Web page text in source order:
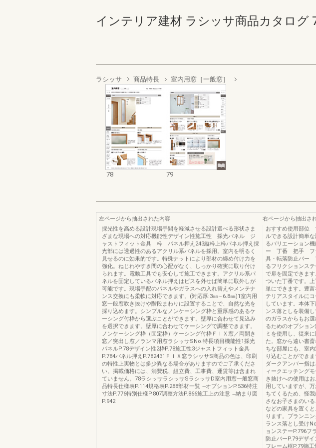
インテリア建材 ラシッサ商品カタログ
ラシッサ 商品特長 室内用窓［一般窓］
78 79
左ページから抽出された内容
採光性を高める設計現場手間を軽減させる設計選べる形状さま
ざまな現場への対応機能性デザイン性施工性 採光パネル ジ
ャストフィット金具 枠 パネル押え243縦枠上枠パネル押え採
光部には透過性のあるアクリル系パネルを採用。室内を明るく
見せるのに効果的です。特殊ナットにより部材の締め付け力を
強化。ねじれやすき間の心配がなく、しっかり確実に取り付け
られます。電動工具でも安心して施工できます。アクリル系パ
ネルを固定しているパネル押えはビスを外せば簡単に取外しが
可能です。現場手配のパネルやガラスへの入れ替えやメンテナ
ンス交換にも柔軟に対応できます。(対応厚:3㎜∼6.8㎜)1室内用
窓一般窓吹き抜けや階段まわりに設置することで、自然な光を
採り込めます。シンプルなノンケーシング枠と重厚感のあるケ
ーシング付枠から選ぶことができます。壁厚に合わせて見込み
を選択できます。壁厚に合わせてケーシングで調整できます。
ノンケーシング枠（固定枠）ケーシング付枠ＦＩＸ窓／両開き
窓／突出し窓／ランマ用窓ラシッサSNo.特長項目機能性1採光
パネルP.78デザイン性2枠P.78施工性3ジャストフィット金具
P.784パネル押えP.782431ＦＩＸ窓ラシッサS商品の色は、印刷
の特性上実物とは多少異なる場合がありますのでご了承くださ
い。掲載価格には、消費税、組立費、工事費、運賃等は含まれ
ていません。78ラシッサラシッサSラシッサD室内用窓一般窓商
品特長仕様表P.114規格表P.288部材一覧 ̶オプションP.536特注
寸法P.776特別仕様P.807調整方法P.866施工上の注意 ̶納まり図
P.942
右ページから抽出さ
おすすめ使用部位
ルできる設計簡単
るバリエーション
ー 丁番 把手 フ
具・転落防止バー
るフリクションス
で扉を固定できま
ついた丁番です。
単にできます。豊
テリアスタイルに
しています。本体
ンス落としを装備
のガラスからもお
るためのオプショ
ミを使用し、従来
た。窓から遠い書
ちな部屋にも、室
り込むことができ
ダークアンバー指
ィークエッチング
き抜けへの使用は
用していますが、
ちてくるため、怪
さなお子さまのい
などの家具を置く
ります。プランニ
ランス落とし受け
ョンステーP.796フ
防止バーP.79デザイ
フレーム框P.79施